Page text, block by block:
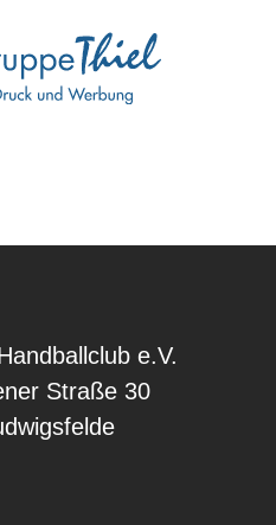
e.V.
Straße 30